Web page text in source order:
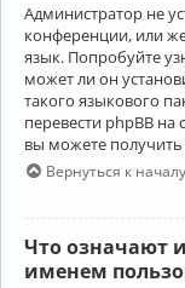
Администратор не
конференции, или
язык. Попробуйте
может ли он
такого языкового
перевести phpBB
вы можете получить
Вернуться к началу
Что означают
именем